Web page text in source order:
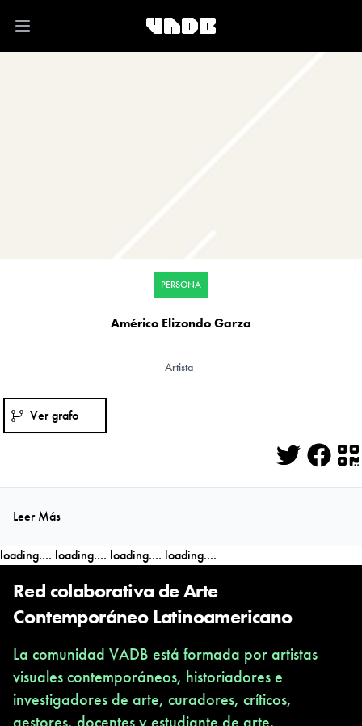
Open main menu
PERSONA
Américo Elizondo Garza
Artista
Ver grafo
Twitter
Leer Más
loading.... loading.... loading.... loading....
Red colaborativa de Arte
Contemporáneo Latinoamericano
La comunidad VADB está formada por artistas
visuales contemporáneos, historiadores e
investigadores de arte, curadores, críticos,